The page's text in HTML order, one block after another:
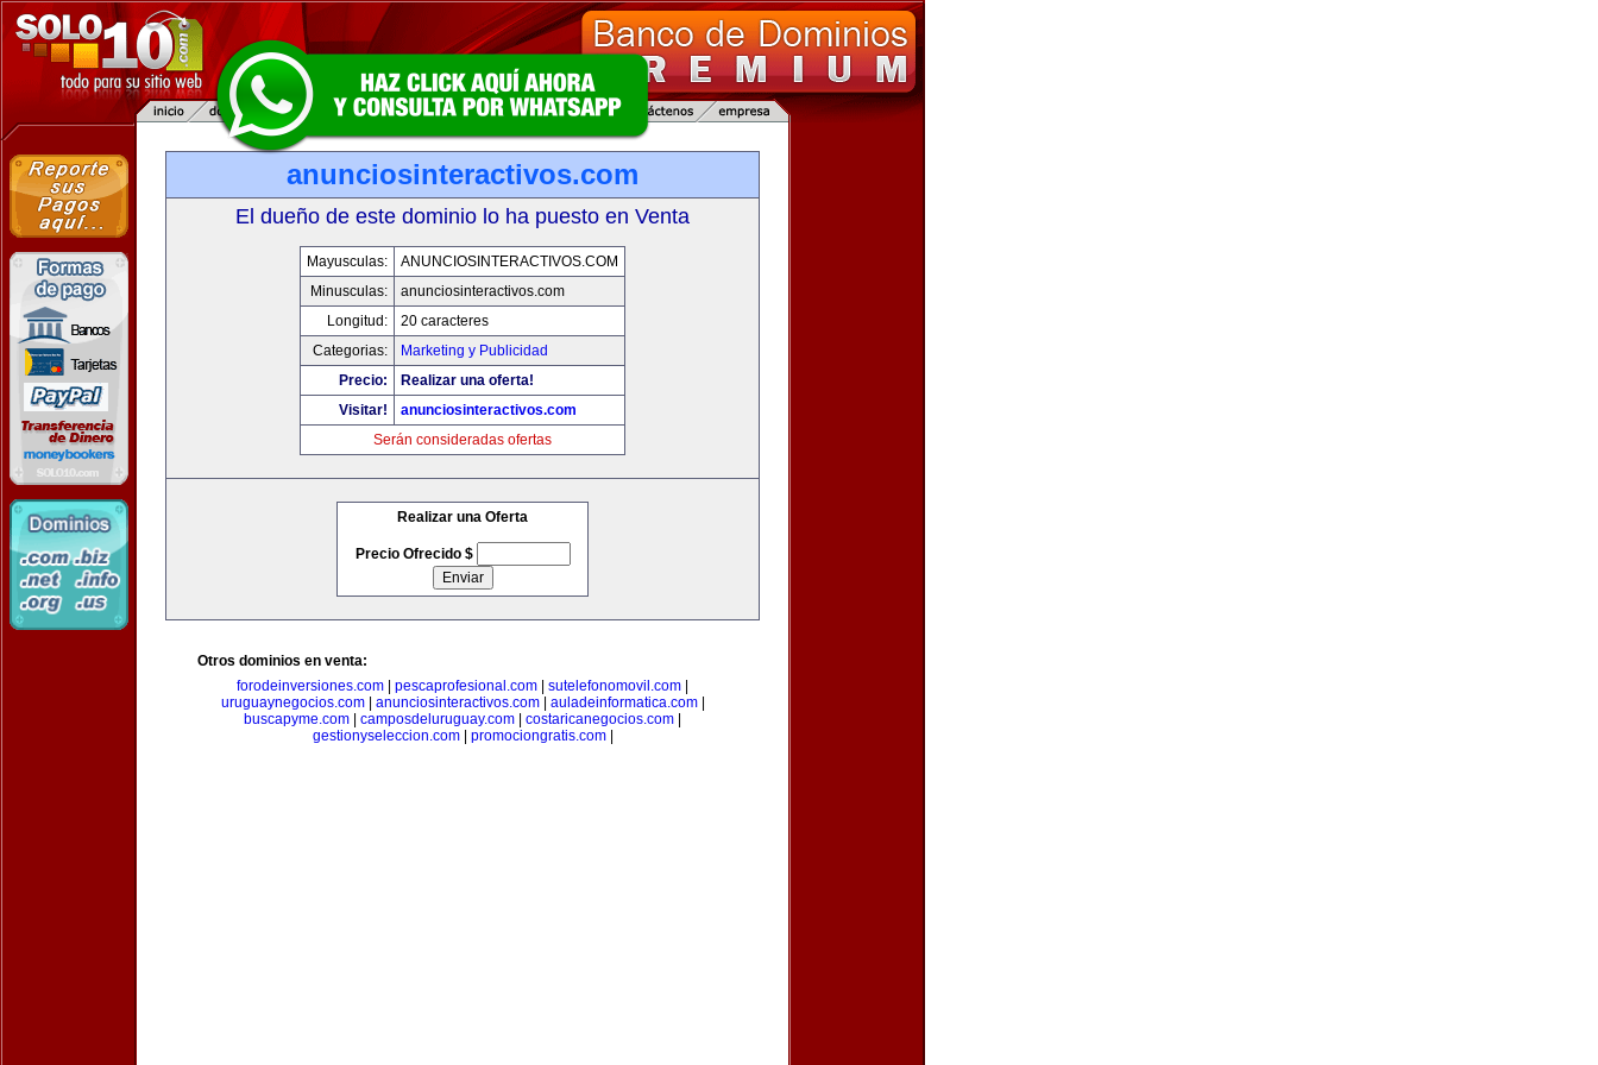
anunciosinteractivos.com
El dueño de este dominio lo ha puesto en Venta
Mayusculas:
ANUNCIOSINTERACTIVOS.COM
Minusculas:
anunciosinteractivos.com
Longitud:
20 caracteres
Categorias:
Marketing y Publicidad
Precio:
Realizar una oferta!
Visitar!
anunciosinteractivos.com
Serán consideradas ofertas
Realizar una Oferta
Precio Ofrecido $
Otros dominios en venta:
forodeinversiones.com
pescaprofesional.com sutelefonomovil.com
uruguaynegocios.com| anunciosinteractivos.com| auladeinformatica.com|
buscapyme.com
camposdeluruguay.com costaricanegocios.com
gestionyseleccion.com| promociongratis.com|